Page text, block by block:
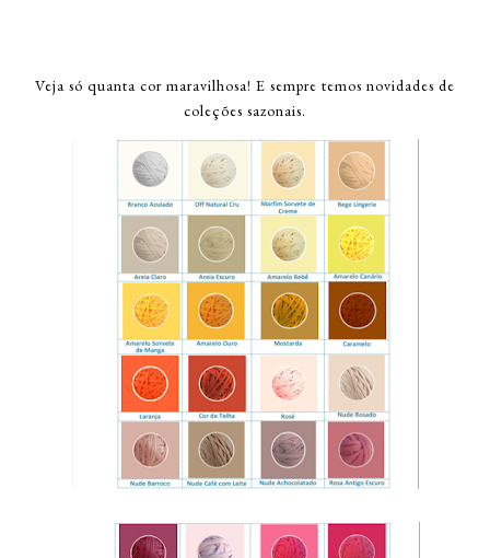
Veja só quanta cor maravilhosa! E sempre temos novidades de
coleções sazonais.